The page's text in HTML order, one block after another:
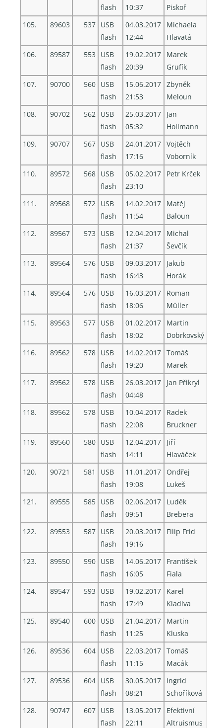
flash
10:37
Piskoř
105.
89603 537 USB
flash
04.03.2017
12:44
Michaela
Hlavatá
106.
89587 553
USB
flash
19.02.2017
20:39
Marek
Grufík
107.
90700 560 USB
flash
15.06.2017
21:53
Zbyněk
Meloun
108.
90702 562 USB
flash
25.03.2017
05:32
Jan
Hollmann
109.
90707 567 USB
flash
24.01.2017
17:16
Vojtěch
Voborník
110.
89572 568 USB
flash
05.02.2017
23:10
Petr Krček
111. 89568 572 USB
flash
14.02.2017
11:54
Matěj
Baloun
112.
89567 573
USB
flash
12.04.2017
21:37
Michal
Ševčík
113.
89564 576 USB
flash
09.03.2017
16:43
Jakub
Horák
114.
89564 576 USB
flash
16.03.2017
18:06
Roman
Müller
115.
89563 577 USB
flash
01.02.2017
18:02
Martin
Dobrkovský
116.
89562 578 USB
flash
14.02.2017
19:20
Tomáš
Marek
117.
89562 578 USB
flash
26.03.2017
04:48
Jan Přikryl
118. 89562 578 USB
flash
10.04.2017
22:08
Radek
Bruckner
119.
89560 580 USB
flash
12.04.2017
14:11
Jiří
Hlaváček
120.
90721 581
USB
flash
11.01.2017
19:08
Ondřej
Lukeš
121.
89555 585 USB
flash
02.06.2017
09:51
Luděk
Brebera
122.
89553 587 USB
flash
20.03.2017
19:16
Filip Frid
123. 89550 590 USB
flash
14.06.2017
16:05
František
Fiala
124.
89547 593
USB
flash
19.02.2017
17:49
Karel
Kladiva
125.
89540 600 USB
flash
21.04.2017
11:25
Martin
Kluska
126.
89536 604 USB
flash
22.03.2017
11:15
Tomáš
Macák
127.
89536 604 USB
flash
30.05.2017
08:21
Ingrid
Schoříková
128.
90747 607 USB
flash
13.05.2017
22:11
Efektivní
Altruismus